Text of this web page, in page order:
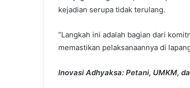
kejadian serupa tidak terulang.
“Langkah ini adalah bagian dari
memastikan pelaksanaannya di
Inovasi Adhyaksa: Petani, UMKM,